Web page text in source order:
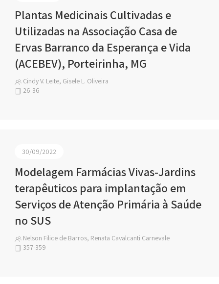
Plantas Medicinais Cultivadas e
Utilizadas na Associação Casa de
Ervas Barranco da Esperança e Vida
(ACEBEV), Porteirinha, MG
Cindy V. Leite, Gisele L. Oliveira
26-36
30/09/2022
Modelagem Farmácias Vivas-Jardins
terapêuticos para implantação em
Serviços de Atenção Primária à Saúde
no SUS
Nelson Filice de Barros, Renata Cavalcanti Carnevale
357-359